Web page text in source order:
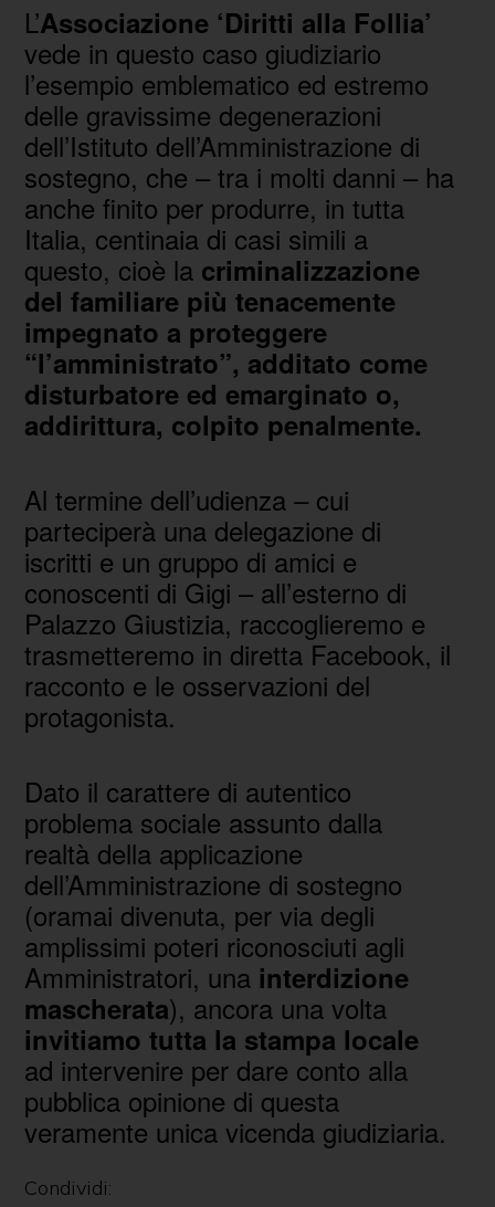
L’Associazione ‘Diritti alla Follia’
vede in questo caso giudiziario
l’esempio emblematico ed estremo
delle gravissime degenerazioni
dell’Istituto dell’Amministrazione di
sostegno, che – tra i molti danni – ha
anche finito per produrre, in tutta
Italia, centinaia di casi simili a
questo, cioè la criminalizzazione
del familiare più tenacemente
impegnato a proteggere
“l’amministrato”, additato come
disturbatore ed emarginato o,
addirittura, colpito penalmente.
Al termine dell’udienza – cui
parteciperà una delegazione di
iscritti e un gruppo di amici e
conoscenti di Gigi – all’esterno di
Palazzo Giustizia, raccoglieremo e
trasmetteremo in diretta Facebook, il
racconto e le osservazioni del
protagonista.
Dato il carattere di autentico
problema sociale assunto dalla
realtà della applicazione
dell’Amministrazione di sostegno
(oramai divenuta, per via degli
amplissimi poteri riconosciuti agli
Amministratori, unainterdizione
mascherata), ancora una volta
invitiamo tutta la stampa locale
ad intervenire per dare conto alla
pubblica opinione di questa
veramente unica vicenda giudiziaria.
Condividi: